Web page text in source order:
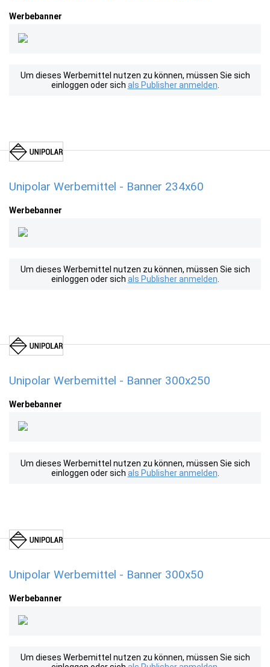
Werbebanner
Um dieses Werbemittel nutzen zu können, müssen Sie sich
einloggen oder sich als Publisher anmelden
Unipolar Werbemittel - Banner 234x60
Werbebanner
Um dieses Werbemittel nutzen zu können, müssen Sie sich
einloggen oder sich als Publisher anmelden
Unipolar Werbemittel - Banner 300x250
Werbebanner
Um dieses Werbemittel nutzen zu können, müssen Sie sich
einloggen oder sich als Publisher anmelden
Unipolar Werbemittel - Banner 300x50
Werbebanner
Um dieses Werbemittel nutzen zu können, müssen Sie sich